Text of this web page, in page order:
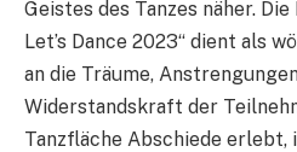
Geistes des Tanzes näher.
Let’s Dance 2023“ dient als
an die Träume,
Widerstandskraft der
Tanzfläche Abschiede erlebt,